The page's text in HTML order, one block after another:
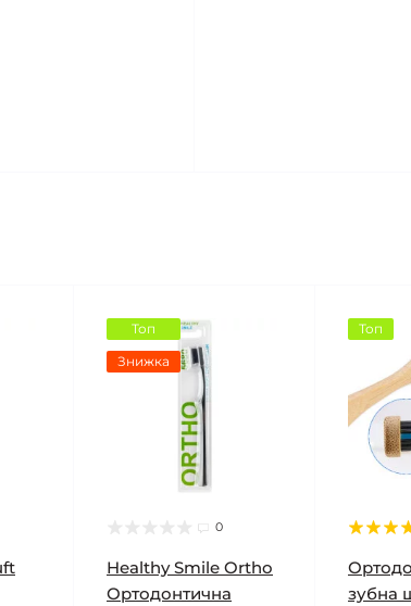
Топ
Знижка
0
Healthy Smile Ortho
Ортодонтична
Топ
зубна